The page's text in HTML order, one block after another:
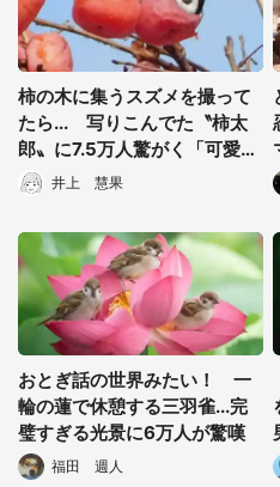
選択
柿の木に集うスズメを撮って
たら... 写りこんでた〝柿太
郎〟に7.5万人驚がく「可愛す
ぎて世界救える」
井上 慧果
おとぎ話の世界みたい！ 一
輪の蓮で休憩する三羽雀...完
璧すぎる光景に6万人が驚嘆
福田 週人